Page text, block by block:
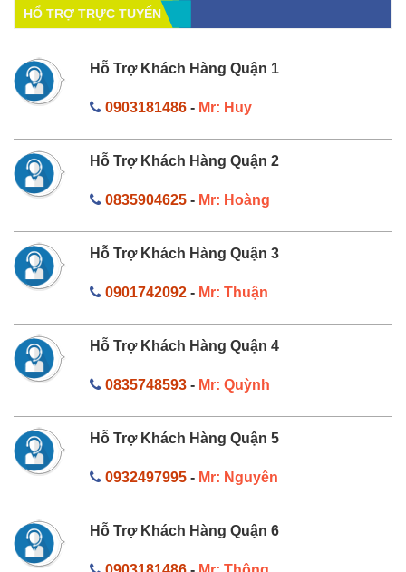
HỔ TRỢ TRỰC TUYẾN
Hỗ Trợ Khách Hàng Quận 1
0903181486- Mr: Huy
Hỗ Trợ Khách Hàng Quận 2
0835904625- Mr: Hoàng
Hỗ Trợ Khách Hàng Quận 3
0901742092- Mr: Thuận
Hỗ Trợ Khách Hàng Quận 4
0835748593- Mr: Quỳnh
Hỗ Trợ Khách Hàng Quận 5
0932497995- Mr: Nguyên
Hỗ Trợ Khách Hàng Quận 6